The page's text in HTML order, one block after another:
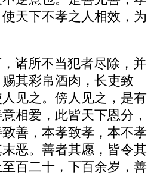
天下不孝之人相效，为
诸所不当犯者尽除，并
其彩帛酒肉，长吏致
见之。傍人见之，是有
相爱，此皆天下恩分，
善，本孝致孝，本不孝
恶。善者其愿，皆令其
百二十，下百余岁，善